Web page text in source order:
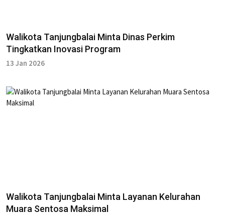
Walikota Tanjungbalai Minta Dinas Perkim
Tingkatkan Inovasi Program
13 Jan 2026
Walikota Tanjungbalai Minta Layanan Kelurahan
Muara Sentosa Maksimal